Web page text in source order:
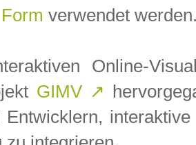
verwendet
Online-
GIMV ↗
Entwicklern,